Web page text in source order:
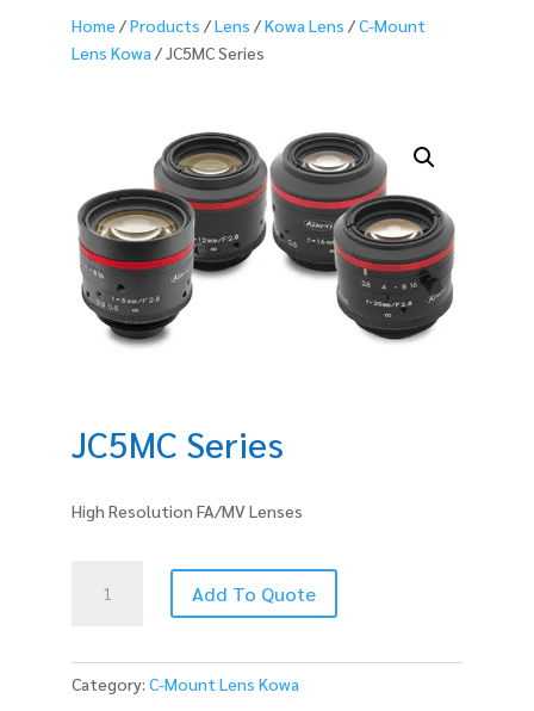
Home /Products /Lens /Kowa Lens /C-Mount
Lens Kowa / JC5MC Series
JC5MC Series
High Resolution FA/MV Lenses
Series
Add To Quote
Category: C-Mount Lens Kowa